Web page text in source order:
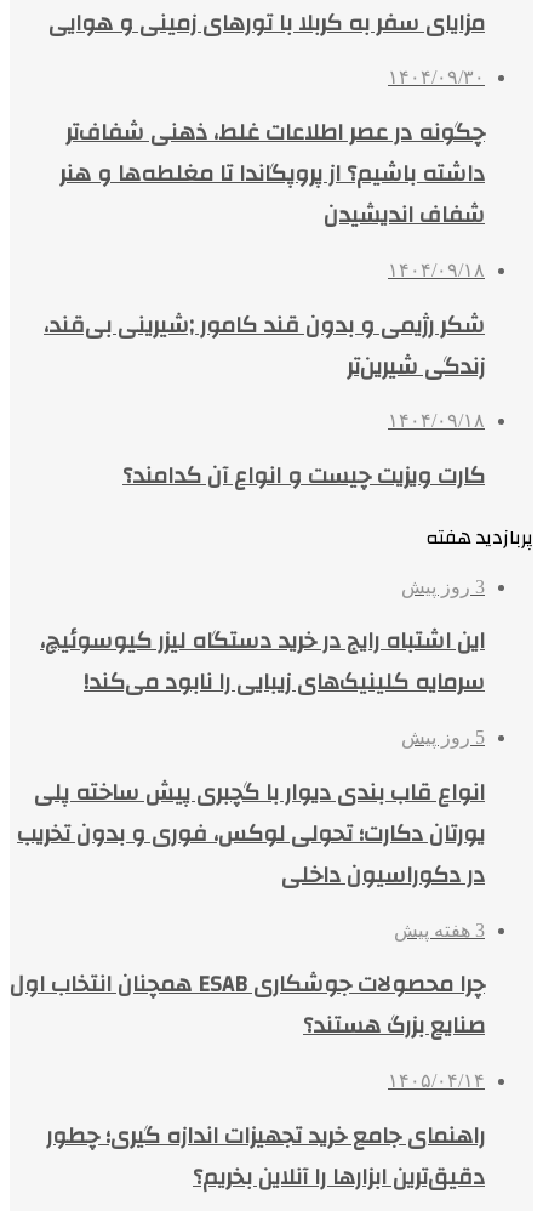
مزایای سفر به کربلا با تورهای زمینی و هوایی
۱۴۰۴/۰۹/۳۰
چگونه در عصر اطلاعات غلط، ذهنی شفاف‌تر
داشته باشیم؟ از پروپگاندا تا مغلطه‌ها و هنر
شفاف اندیشیدن
۱۴۰۴/۰۹/۱۸
شکر رژیمی و بدون قند کامور ;شیرینی بی‌قند،
زندگی شیرین‌تر
۱۴۰۴/۰۹/۱۸
کارت ویزیت چیست و انواع آن کدامند؟
پربازدید هفته
3 روز پیش
این اشتباه رایج در خرید دستگاه لیزر کیوسوئیچ،
سرمایه کلینیک‌های زیبایی را نابود می‌کند!
5 روز پیش
انواع قاب بندی دیوار با گچبری پیش ساخته پلی
یورتان دکارت؛ تحولی لوکس، فوری و بدون تخریب
در دکوراسیون داخلی
3 هفته پیش
چرا محصولات جوشکاری ESAB همچنان انتخاب اول
صنایع بزرگ هستند؟
۱۴۰۵/۰۴/۱۴
راهنمای جامع خرید تجهیزات اندازه گیری؛ چطور
دقیق‌ترین ابزارها را آنلاین بخریم؟